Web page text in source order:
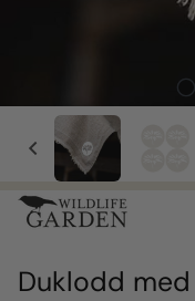
Duklodd